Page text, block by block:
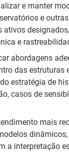
e manter
e
ativos
e
abordagens
das estruturas
estratégia de
casos de
mais
a interpretação